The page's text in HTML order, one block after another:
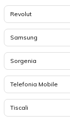
Revolut
Samsung
Sorgenia
Telefonia Mobile
Tiscali